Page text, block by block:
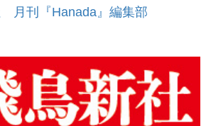
月刊『Hanada』編集部